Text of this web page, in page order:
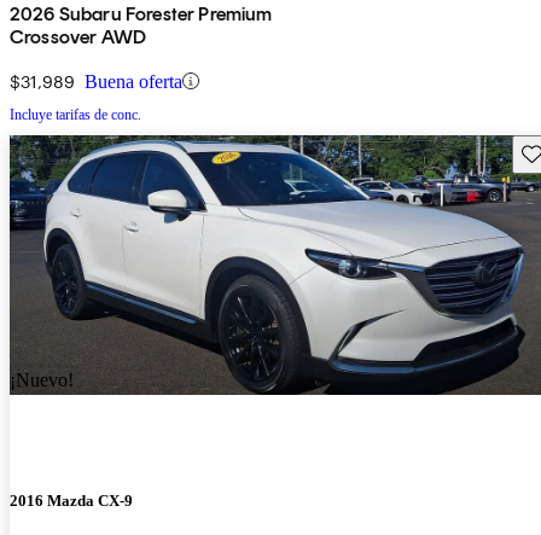
2026 Subaru Forester Premium
Crossover AWD
$31,989 Buena oferta
Incluye tarifas de conc.
¡Nuevo!
2016 Mazda CX-9